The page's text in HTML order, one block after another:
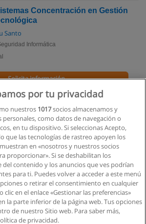
Concentración en Gestión
Santo
Informática
Solicita información
por tu privacidad
nuestros 1017socios almacenamos y
personales, como datos de navegación o
en tu dispositivo. Si seleccionas Acepto,
que las tecnologías de rastreo apoyen los
en «nosotros y nuestros socios
proporcionar». Si se deshabilitan los
del contenido y los anuncios que ves podrían
para ti. Puedes volver a acceder a este menú
o retirar el consentimiento en cualquier
en el enlace «Gestionar las preferencias»
la parte inferior de la página web. Tus opciones
de nuestro Sitio web. Para saber más,
de privacidad.